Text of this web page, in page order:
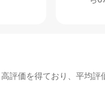
評価を得ており、平均評